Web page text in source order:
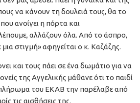
να κάνουν τη δουλειά τους, θα το
ανοίγει η πόρτα και
αλλάζουν όλα. Από το άσπρο,
στιγμή» αφηγείται ο κ. Καζάζης.
και τους πάει σε ένα δωμάτιο για να
της Αγγελικής μάθανε ότι το παιδί
πλήρωμα του ΕΚΑΒ την παρέλαβε από
τις αισθήσεις της.